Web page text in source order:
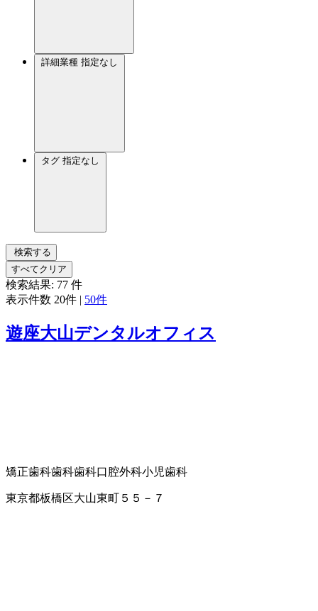
詳細業種 指定なし
タグ 指定なし
検索する
すべてクリア
検索結果: 77 件
表示件数 20件 | 50件
遊座大山デンタルオフィス
矯正歯科歯科歯科口腔外科小児歯科
東京都板橋区大山東町５５－７